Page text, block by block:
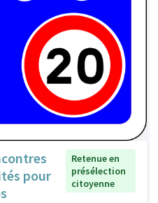
pour
Retenue en
présélection
citoyenne